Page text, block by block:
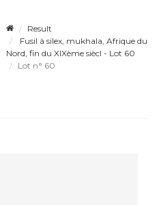
Result
Fusil à silex, mukhala, Afrique du
Nord, fin du XIXème siècl - Lot 60
Lot n° 60